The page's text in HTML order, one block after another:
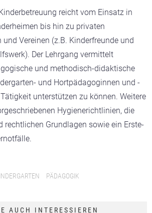
reicht vom Einsatz in
bis hin zu privaten
Vereinen (z.B. Kinderfreunde und
Der Lehrgang vermittelt
und methodisch-didaktische
und Hortpädagoginnen und -
unterstützen zu können. Weitere
Hygienerichtlinien, die
Grundlagen sowie ein Erste-
PÄDAGOGIK
AUCH INTERESSIEREN